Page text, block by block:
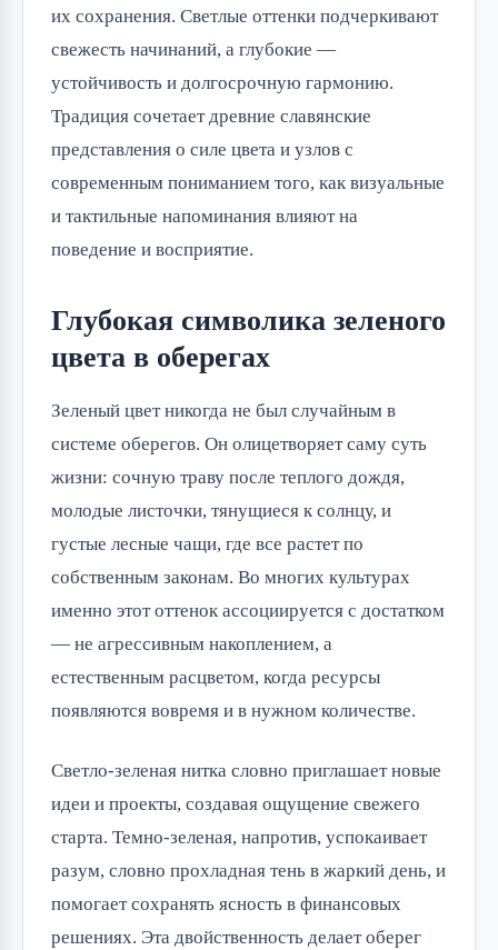
их сохранения. Светлые оттенки подчеркивают
свежесть начинаний, а глубокие —
устойчивость и долгосрочную гармонию.
Традиция сочетает древние славянские
представления о силе цвета и узлов с
современным пониманием того, как визуальные
и тактильные напоминания влияют на
поведение и восприятие.
Глубокая символика зеленого
цвета в оберегах
Зеленый цвет никогда не был случайным в
системе оберегов. Он олицетворяет саму суть
жизни: сочную траву после теплого дождя,
молодые листочки, тянущиеся к солнцу, и
густые лесные чащи, где все растет по
собственным законам. Во многих культурах
именно этот оттенок ассоциируется с достатком
— не агрессивным накоплением, а
естественным расцветом, когда ресурсы
появляются вовремя и в нужном количестве.
Светло-зеленая нитка словно приглашает новые
идеи и проекты, создавая ощущение свежего
старта. Темно-зеленая, напротив, успокаивает
разум, словно прохладная тень в жаркий день, и
помогает сохранять ясность в финансовых
решениях. Эта двойственность делает оберег